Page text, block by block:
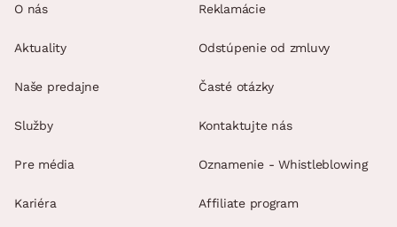
O nás
Aktuality
Naše predajne
Služby
Pre média
Kariéra
Reklamácie
Odstúpenie od zmluvy
Časté otázky
Kontaktujte nás
Oznamenie - Whistleblowing
Affiliate program